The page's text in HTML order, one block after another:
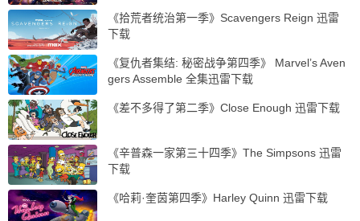
《拾荒者统治第一季》Scavengers Reign 迅雷
下载
《复仇者集结: 秘密战争第四季》 Marvel’s Aven
gers Assemble 全集迅雷下载
《差不多得了第二季》Close Enough 迅雷下载
《辛普森一家第三十四季》The Simpsons 迅雷
下载
《哈莉·奎茵第四季》Harley Quinn 迅雷下载